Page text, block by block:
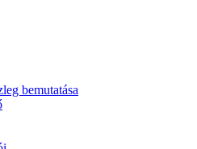
bemutatása